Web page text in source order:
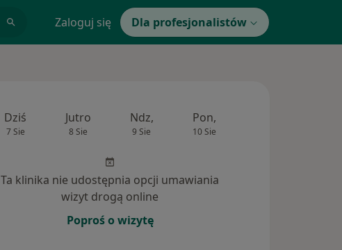
Zaloguj się Dla profesjonalistów
Dziś
7 Sie
Jutro
8 Sie
Ndz,
9 Sie
Pon,
10 Sie
Ta klinika nie udostępnia opcji umawiania
wizyt drogą online
Poproś o wizytę